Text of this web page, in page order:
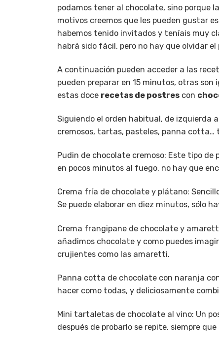
podamos tener al chocolate, sino porque
motivos creemos que les pueden gustar
habemos tenido invitados y teníais muy
habrá sido fácil, pero no hay que olvidar
A continuación pueden acceder a las
pueden preparar en 15 minutos, otras
estas doce recetas de postres con
Siguiendo el orden habitual, de izquierda
cremosos, tartas, pasteles, panna cotta…
Pudin de chocolate cremoso: Este tipo de
en pocos minutos al fuego, no hay que
Crema fría de chocolate y plátano:
Se puede elaborar en diez minutos, sólo
Crema frangipane de chocolate y
añadimos chocolate y como puedes
crujientes como las amaretti.
Panna cotta de chocolate con naranja
hacer como todas, y deliciosamente
Mini tartaletas de chocolate al vino: Un
después de probarlo se repite, siempre